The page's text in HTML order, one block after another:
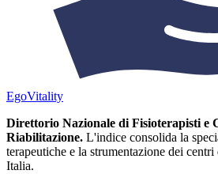
EgoVitality
Direttorio Nazionale di Fisioterapisti e
Riabilitazione. L'indice consolida la
terapeutiche e la strumentazione dei
Italia.